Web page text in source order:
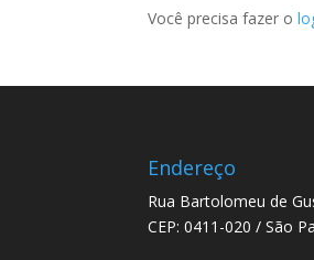
Você precisa fazer o
Endereço
Rua Bartolomeu de
CEP: 0411-020 / São